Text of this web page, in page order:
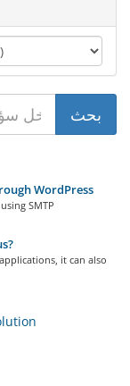
WordPress
SMTP
it can also